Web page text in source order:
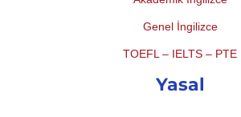
Genel İngilizce
TOEFL – IELTS – PTE
Yasal